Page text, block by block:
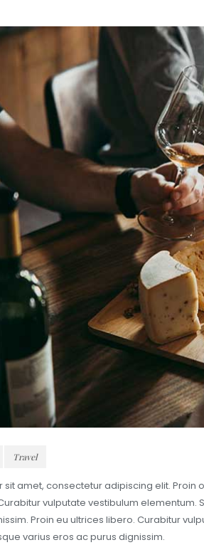
Travel
sit amet, consectetur adipiscing elit.
vulputate vestibulum elementum.
Proin eu ultrices libero. Curabitur
varius eros ac purus dignissim.